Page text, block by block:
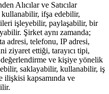
Alıcılar ve Satıcılar
ifşa edebilir,
işleyebilir, paylaşabilir, bir
Şirket aynı zamanda;
adresi, telefonu, IP adresi,
ziyaret ettiği, tarayıcı tipi,
ve kişiye yönelik
saklayabilir, kullanabilir, iş
ilişkisi kapsamında ve